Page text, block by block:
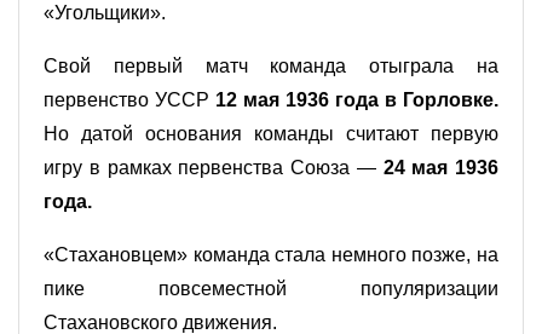
«Угольщики».
Свой первый матч команда отыграла на
первенство УССР 12 мая 1936 года в Горловке.
Но датой основания команды считают первую
игру в рамках первенства Союза — 24 мая 1936
года.
«Стахановцем» команда стала немного позже, на
пике повсеместной популяризации
Стахановского движения.